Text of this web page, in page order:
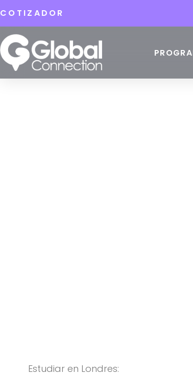
COTIZADOR
Estudiar en Londres: